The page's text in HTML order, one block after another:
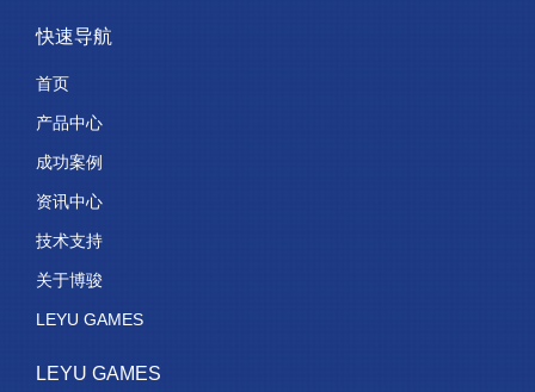
快速导航
首页
产品中心
成功案例
资讯中心
技术支持
关于博骏
LEYU GAMES
LEYU GAMES